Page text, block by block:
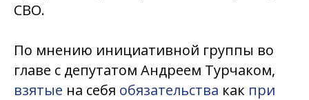
СВО.
По мнению инициативной группы во
главе с депутатом Андреем Турчаком,
взятые на себя обязательства как при